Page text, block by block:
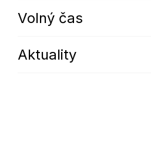
Volný čas
Aktuality